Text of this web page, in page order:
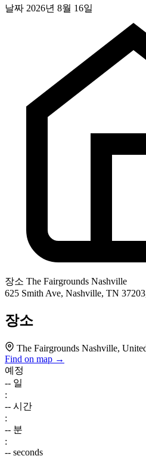
날짜 2026년 8월 16일
장소 The Fairgrounds Nashville
625 Smith Ave, Nashville, TN
장소
The Fairgrounds Nashville,
Find on map →
예정
-- 일
:
-- 시간
:
-- 분
:
-- seconds